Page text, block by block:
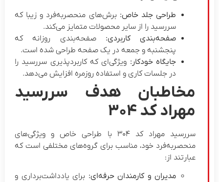
طراحی جلد خاص: برش‌های منحصر‌به‌فرد و زیبا که
سررسید را از سایر محصولات متمایز می‌کند.
صفحه‌بندی کاربردی:صفحه‌بندی روزانه که
پنجشنبه و جمعه در یک صفحه طراحی شده است.
جایگاه خودکار:ویژگی‌ای که کاربردپذیری سررسید را
در جلسات کاری و استفاده روزمره افزایش می‌دهد.
مخاطبان هدف سررسید
مهراد کد ۳۰۴
سررسید مهراد کد ۳۰۴ با طراحی خاص و ویژگی‌های
منحصربه‌فرد خود، مناسب برای گروه‌های مختلفی است که
عبارتند از:
مدیران و کارمندان حرفه‌ای:برای یادداشت‌برداری و